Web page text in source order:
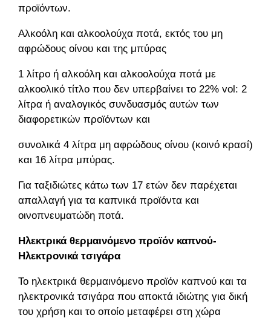
προϊόντων.
Αλκοόλη και αλκοολούχα ποτά, εκτός του μη
αφρώδους οίνου και της μπύρας
1 λίτρο ή αλκοόλη και αλκοολούχα ποτά με
αλκοολικό τίτλο που δεν υπερβαίνει το 22% vol: 2
λίτρα ή αναλογικός συνδυασμός αυτών των
διαφορετικών προϊόντων και
συνολικά 4 λίτρα μη αφρώδους οίνου (κοινό κρασί)
και 16 λίτρα μπύρας.
Για ταξιδιώτες κάτω των 17 ετών δεν παρέχεται
απαλλαγή για τα καπνικά προϊόντα και
οινοπνευματώδη ποτά.
Ηλεκτρικά θερμαινόμενο προϊόν καπνού-
Ηλεκτρονικά τσιγάρα
Το ηλεκτρικά θερμαινόμενο προϊόν καπνού και τα
ηλεκτρονικά τσιγάρα που αποκτά ιδιώτης για δική
του χρήση και το οποίο μεταφέρει στη χώρα